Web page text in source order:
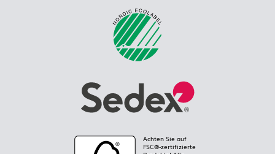
Achten Sie auf
FSC®-zertifizierte